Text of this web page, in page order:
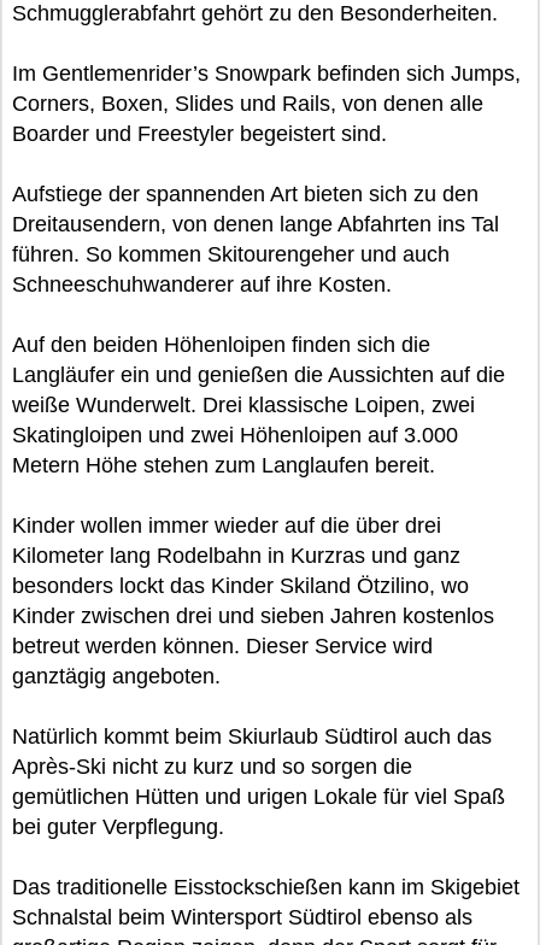
Schmugglerabfahrt gehört zu den Besonderheiten.
Im Gentlemenrider’s Snowpark befinden sich Jumps,
Corners, Boxen, Slides und Rails, von denen alle
Boarder und Freestyler begeistert sind.
Aufstiege der spannenden Art bieten sich zu den
Dreitausendern, von denen lange Abfahrten ins Tal
führen. So kommen Skitourengeher und auch
Schneeschuhwanderer auf ihre Kosten.
Auf den beiden Höhenloipen finden sich die
Langläufer ein und genießen die Aussichten auf die
weiße Wunderwelt. Drei klassische Loipen, zwei
Skatingloipen und zwei Höhenloipen auf 3.000
Metern Höhe stehen zum Langlaufen bereit.
Kinder wollen immer wieder auf die über drei
Kilometer lang Rodelbahn in Kurzras und ganz
besonders lockt das Kinder Skiland Ötzilino, wo
Kinder zwischen drei und sieben Jahren kostenlos
betreut werden können. Dieser Service wird
ganztägig angeboten.
Natürlich kommt beim Skiurlaub Südtirol auch das
Après-Ski nicht zu kurz und so sorgen die
gemütlichen Hütten und urigen Lokale für viel Spaß
bei guter Verpflegung.
Das traditionelle Eisstockschießen kann im Skigebiet
Schnalstal beim Wintersport Südtirol ebenso als